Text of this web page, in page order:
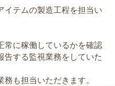
イテムの製造工程を担当い
常に稼働しているかを確認
告する監視業務をしていた
も担当いただきます。